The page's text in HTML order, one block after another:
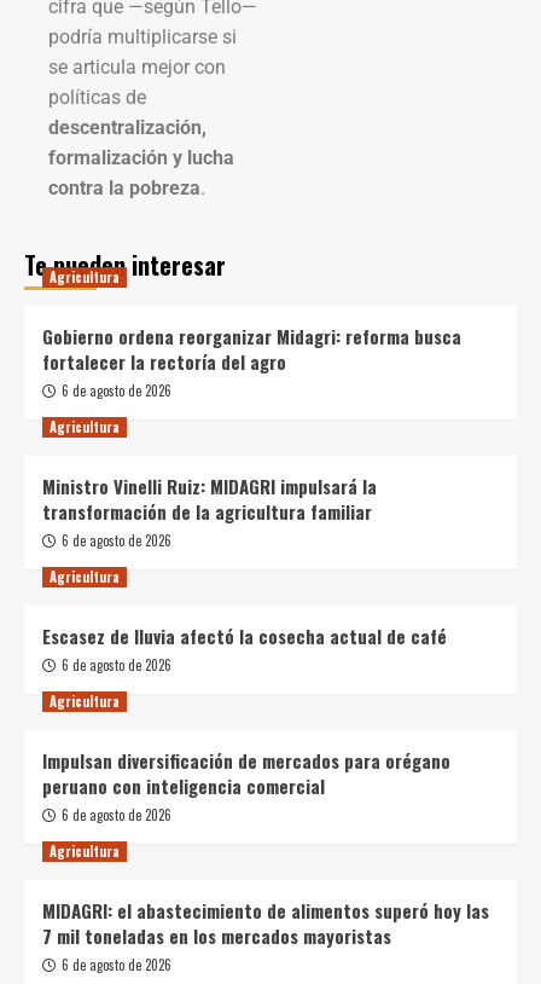
cifra que —según Tello—
podría multiplicarse si
se articula mejor con
políticas de
descentralización,
formalización y lucha
contra la pobreza.
Te pueden interesar
Agricultura
Gobierno ordena reorganizar Midagri: reforma busca
fortalecer la rectoría del agro
6 de agosto de 2026
Agricultura
Ministro Vinelli Ruiz: MIDAGRI impulsará la
transformación de la agricultura familiar
6 de agosto de 2026
Agricultura
Escasez de lluvia afectó la cosecha actual de café
6 de agosto de 2026
Agricultura
Impulsan diversificación de mercados para orégano
peruano con inteligencia comercial
6 de agosto de 2026
Agricultura
MIDAGRI: el abastecimiento de alimentos superó hoy las
7 mil toneladas en los mercados mayoristas
6 de agosto de 2026